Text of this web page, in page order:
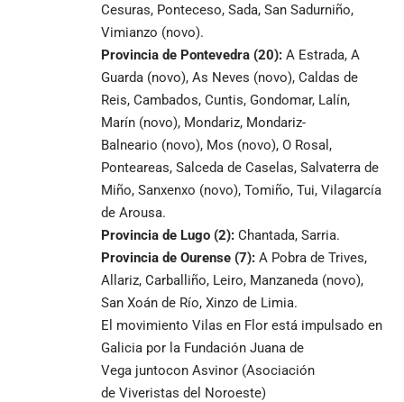
Cesuras, Ponteceso, Sada, San Sadurniño,
Vimianzo (novo).
Provincia de Pontevedra (20): A Estrada, A
Guarda (novo), As Neves (novo), Caldas de
Reis, Cambados, Cuntis, Gondomar, Lalín,
Marín (novo), Mondariz, Mondariz-
Balneario (novo), Mos (novo), O Rosal,
Ponteareas, Salceda de Caselas, Salvaterra de
Miño, Sanxenxo (novo), Tomiño, Tui, Vilagarcía
de Arousa.
Provincia de Lugo (2): Chantada, Sarria.
Provincia de Ourense (7): A Pobra de Trives,
Allariz, Carballiño, Leiro, Manzaneda (novo),
San Xoán de Río, Xinzo de Limia.
El movimiento Vilas en Flor está impulsado en
Galicia por la Fundación Juana de
Vega juntocon Asvinor (Asociación
de Viveristas del Noroeste)